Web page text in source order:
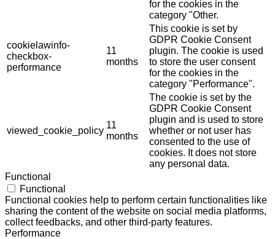
for the cookies in the
category "Other.
cookielawinfo-
checkbox-
performance
11
months
This cookie is set by
GDPR Cookie Consent
plugin. The cookie is used
to store the user consent
for the cookies in the
category "Performance".
viewed_cookie_policy
11
months
The cookie is set by the
GDPR Cookie Consent
plugin and is used to store
whether or not user has
consented to the use of
cookies. It does not store
any personal data.
Functional
Functional
Functional cookies help to perform certain functionalities like
sharing the content of the website on social media platforms,
collect feedbacks, and other third-party features.
Performance